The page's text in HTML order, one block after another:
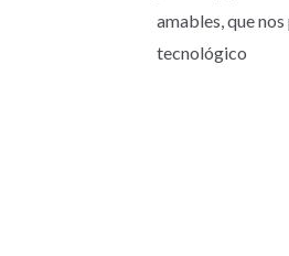
amables, que
tecnológico